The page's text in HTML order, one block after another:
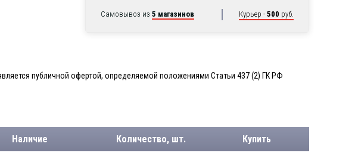
Самовывоз из 5 магазинов Курьер - 500 руб.
публичной офертой, определяемой положениями Статьи 437 (2) ГК РФ
Наличие Количество, шт. Купить